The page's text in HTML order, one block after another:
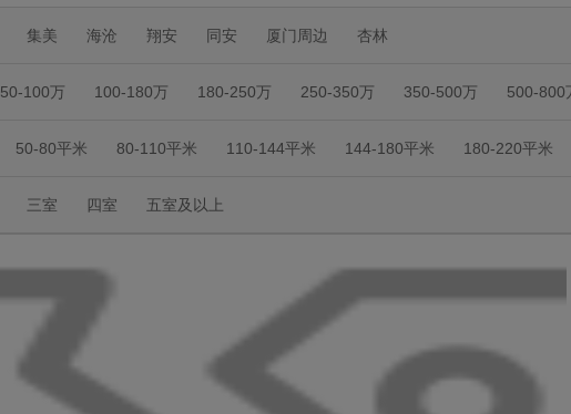
集美 海沧 翔安 同安 厦门周边 杏林
50-100万 100-180万 180-250万 250-350万 350-500万 500-800
50-80平米 80-110平米 110-144平米 144-180平米 180-220平米
三室 四室 五室及以上